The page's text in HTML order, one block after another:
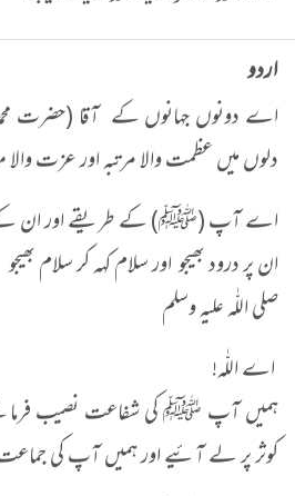
اردو
اے دونوں جہانوں کے آقا (حضرت
دلوں میں عظمت والا مرتبہ اور عزت والا
اے آپ (ﷺ) کے طریقے اور ان کے
ان پر درود بھیجو اور سلام کہہ کر سلام بھیجو
صلی اللّٰه علیه وسلم
اے اللّٰہ!
ہمیں آپ ﷺ کی شفاعت نصیب
کوثر پر لے آئیے اور ہمیں آپ کی